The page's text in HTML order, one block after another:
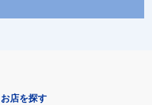
お店を探す